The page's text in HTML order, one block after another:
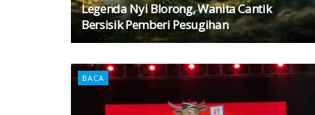
Legenda Nyi Blorong, Wanita Cantik
Bersisik Pemberi Pesugihan
BACA